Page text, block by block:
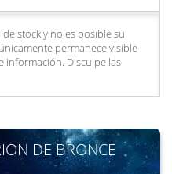
stock y no es posible su
permanece visible
información. Disculpe las
DE BRONCE